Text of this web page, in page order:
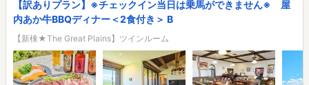
【訳ありプラン】※チェックイン当日は乗馬ができません※ 屋
内あか牛BBQディナー＜2食付き＞ B
【新棟★The Great Plains】ツインルーム